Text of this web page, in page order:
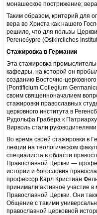
монашеское пострижение;
Таким образом, критерий для
вера во Христа как нашего
решило, что для пользы
Регенсбурге (Ostkircliches
Стажировка в Германии
Эта стажировка
кафедры, на которой он
созданию Восточно-
(Pontificium Collegium
своим священноначалием
стажировки православных
церковного института в
Рудольфа Грабера к
Вирволь стали
Во время своей стажировки в
лекции на теологическом
специалиста в области
Православной Церкви —
истории и богословия
профессор Карл Кристиан
принимали активное участие в
Православной Церкви. Они
Общение с такими
православной церковной